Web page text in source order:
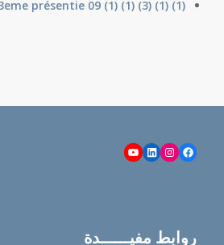
présentie 09 (1) (1) (3) (1) (1)
Facebook
Instagram
LinkedIn
YouTube
روابط مفيــــــدة